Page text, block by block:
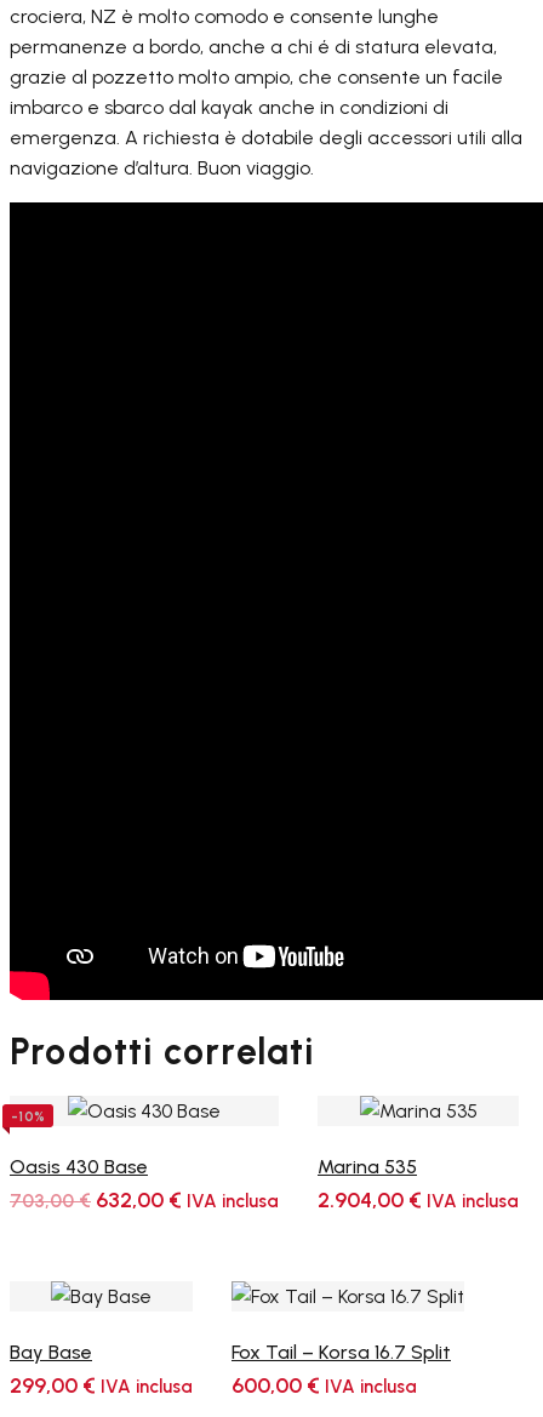
crociera, NZ è molto comodo e consente lunghe
permanenze a bordo, anche a chi é di statura elevata,
grazie al pozzetto molto ampio, che consente un facile
imbarco e sbarco dal kayak anche in condizioni di
emergenza. A richiesta è dotabile degli accessori utili alla
navigazione d’altura. Buon viaggio.
Prodotti correlati
-10%
Oasis 430 Base
703,00€ Il
703,00 €.
632,00 € Il
632,00 €.
IVA inclusa
Marina 535
2.904,00 € IVA inclusa
Bay Base
299,00 € IVA inclusa
Fox Tail – Korsa 16.7 Split
600,00 € IVA inclusa